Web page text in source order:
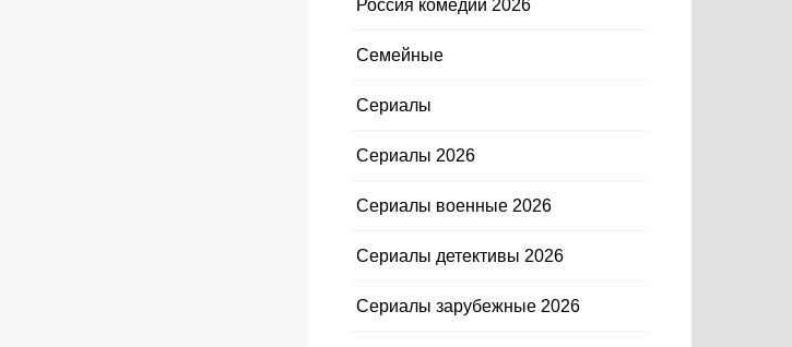
Россия комедии 2026
Семейные
Сериалы
Сериалы 2026
Сериалы военные 2026
Сериалы детективы 2026
Сериалы зарубежные 2026